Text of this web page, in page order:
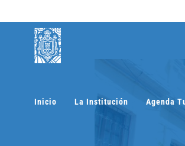
contenido
Inicio La Institución Agenda